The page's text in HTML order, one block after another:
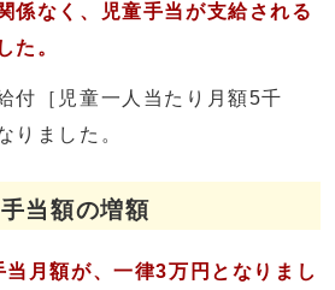
係なく、児童手当が支給される
た。
付［児童一人当たり月額5千
りました。
当額の増額
月額が、一律3万円となりまし